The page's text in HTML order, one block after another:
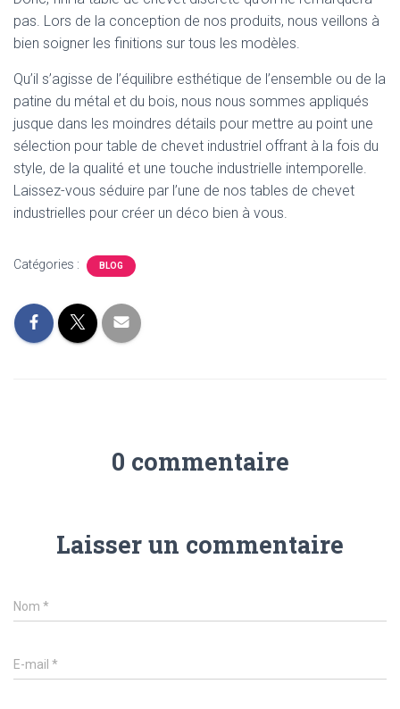
pas. Lors de la conception de nos produits, nous veillons à
bien soigner les finitions sur tous les modèles.
Qu’il s’agisse de l’équilibre esthétique de l’ensemble ou de la
patine du métal et du bois, nous nous sommes appliqués
jusque dans les moindres détails pour mettre au point une
sélection pour table de chevet industriel offrant à la fois du
style, de la qualité et une touche industrielle intemporelle.
Laissez-vous séduire par l’une de nos tables de chevet
industrielles pour créer un déco bien à vous.
Catégories : BLOG
0 commentaire
Laisser un commentaire
Nom *
E-mail *